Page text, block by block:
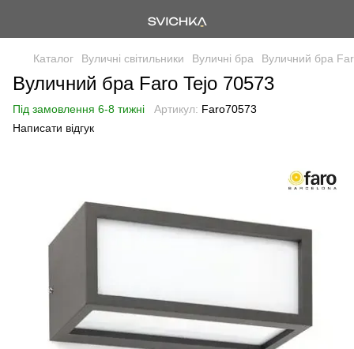
Каталог Вуличні світильники Вуличні бра Вуличний бра
Вуличний бра Faro Tejo 70573
Під замовлення 6-8 тижні Артикул: Faro70573
Написати відгук